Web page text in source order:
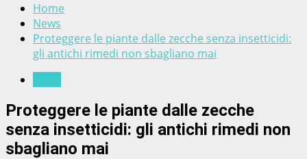
Home
News
Proteggere le piante dalle zecche senza insetticidi:
gli antichi rimedi non sbagliano mai
Proteggere le piante dalle zecche
senza insetticidi: gli antichi rimedi non
sbagliano mai